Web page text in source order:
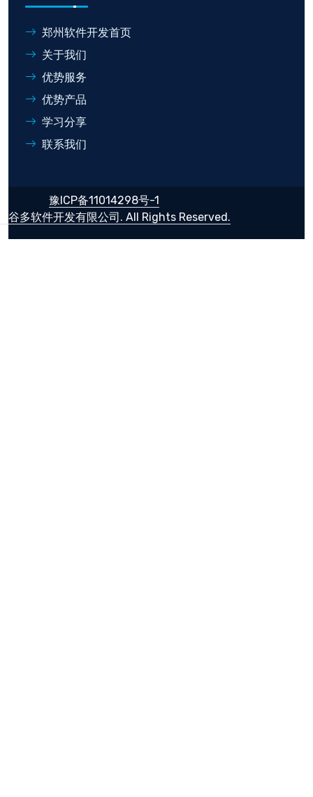
郑州软件开发首页
关于我们
优势服务
优势产品
学习分享
联系我们
豫ICP备11014298号-1
谷多软件开发有限公司. All Rights Reserved.